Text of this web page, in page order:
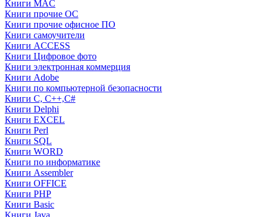
Книги MAC
Книги прочие ОС
Книги прочие офисное ПО
Книги самоучители
Книги ACCESS
Книги Цифровое фото
Книги электронная коммерция
Книги Adobe
Книги по компьютерной безопасности
Книги C, C++,С#
Книги Delphi
Книги EXCEL
Книги Perl
Книги SQL
Книги WORD
Книги по информатике
Книги Assembler
Книги OFFICE
Книги PHP
Книги Basic
Книги Java